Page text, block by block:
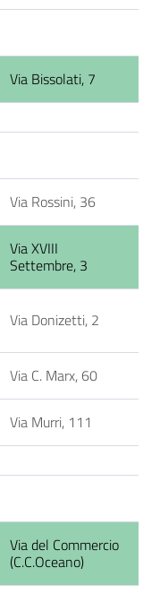
Via Bissolati, 7
Via Rossini, 36
Via XVIII
Settembre, 3
Via Donizetti, 2
Via C. Marx, 60
Via Murri, 111
Via del Commercio
(C.C.Oceano)